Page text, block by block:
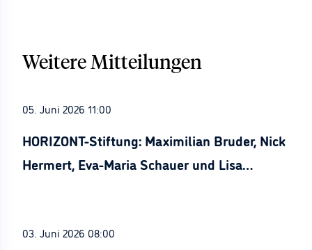
Weitere Mitteilungen
05. Juni 2026 11:00
HORIZONT-Stiftung: Maximilian Bruder, Nick
Hermert, Eva-Maria Schauer und Lisa
03. Juni 2026 08:00